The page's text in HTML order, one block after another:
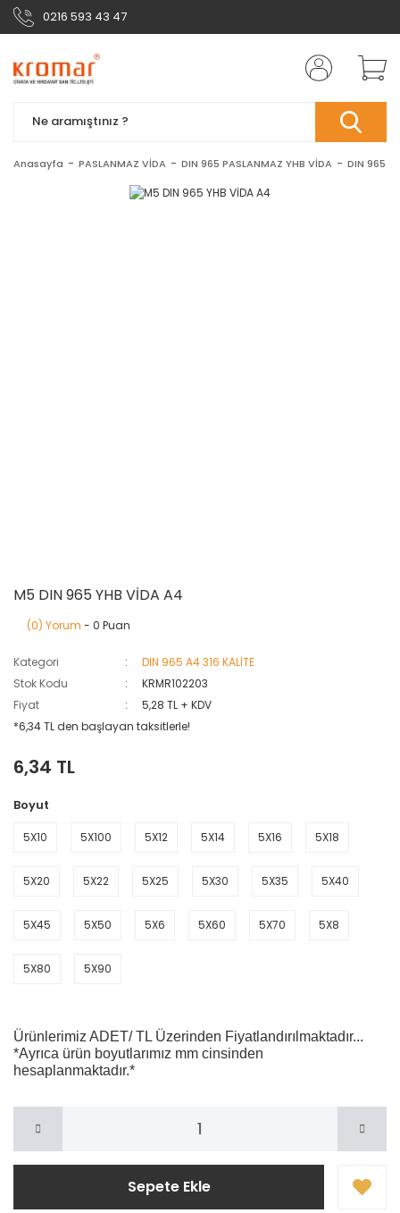
0216 593 43 47
Anasayfa PASLANMAZ VİDA DIN 965 PASLANMAZ YHB VİDA DIN 965
M5 DIN 965 YHB VİDA A4
(0) Yorum - 0 Puan
Kategori
DIN 965 A4 316 KALİTE
Stok Kodu
KRMR102203
Fiyat
5,28 TL + KDV
*6,34 TL den başlayan taksitlerle!
6,34 TL
Boyut
5X10 5X100 5X12 5X14 5X16 5X18
5X20 5X22 5X25 5X30 5X35 5X40
5X45 5X50 5X6 5X60 5X70 5X8
5X80 5X90
Ürünlerimiz ADET/ TL Üzerinden Fiyatlandırılmaktadır...
*Ayrıca ürün boyutlarımız mm cinsinden
hesaplanmaktadır.*
Sepete Ekle